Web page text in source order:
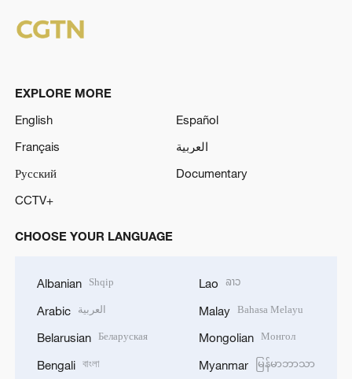
EXPLORE MORE
English
Español
Français
العربية
Русский
Documentary
CCTV+
CHOOSE YOUR LANGUAGE
Albanian Shqip
Arabic العربية
Belarusian Беларуская
Bengali বাংলা
Lao ລາວ
Malay Bahasa Melayu
Mongolian Монгол
Myanmar မြန်မာဘာသာ